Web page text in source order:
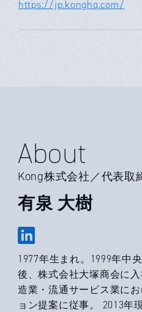
https://jp.konghq.com/
About
Kong株式会社／代表取
有泉 大樹
1977年生まれ。1999年中
後、株式会社大塚商会に
造業・流通サービス業に
ョン提案に従事。 2013